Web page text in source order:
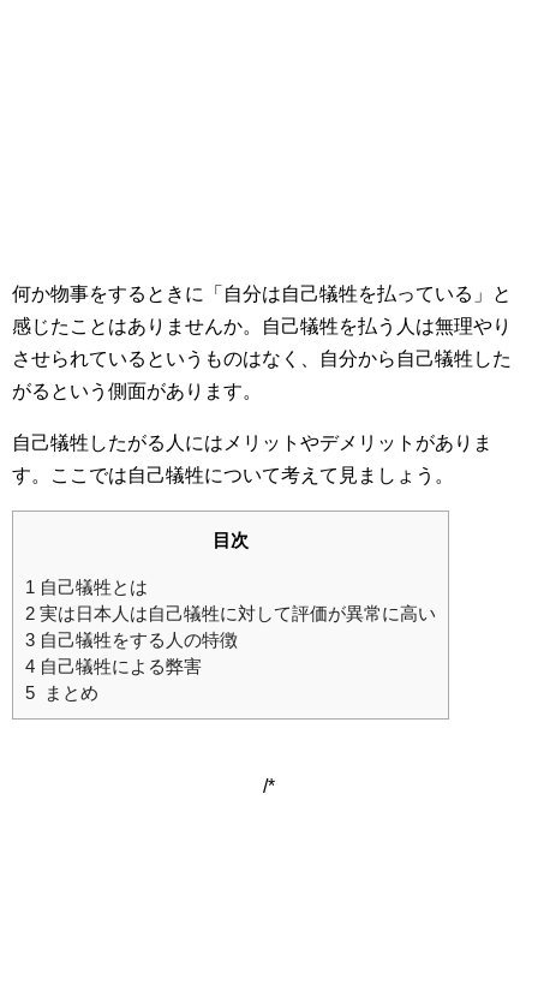
何か物事をするときに「自分は自己犠牲を払っている」と
感じたことはありませんか。自己犠牲を払う人は無理やり
させられているというものはなく、自分から自己犠牲した
がるという側面があります。
自己犠牲したがる人にはメリットやデメリットがありま
す。ここでは自己犠牲について考えて見ましょう。
目次
1 自己犠牲とは
2 実は日本人は自己犠牲に対して評価が異常に高い
3 自己犠牲をする人の特徴
4 自己犠牲による弊害
5 まとめ
/*